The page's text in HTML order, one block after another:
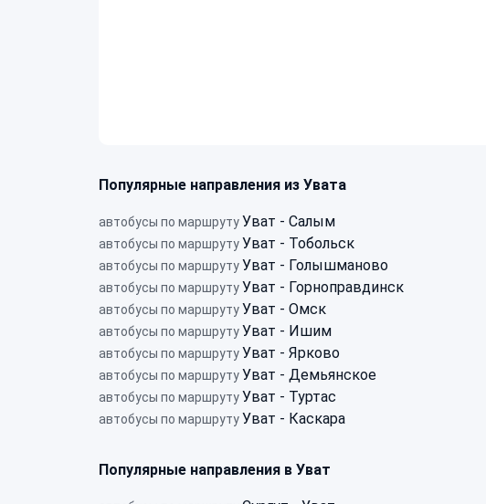
Популярные направления из Увата
автобусы по маршрутуУват - Салым
автобусы по маршрутуУват - Тобольск
автобусы по маршрутуУват - Голышманово
автобусы по маршрутуУват - Горноправдинск
автобусы по маршрутуУват - Омск
автобусы по маршрутуУват - Ишим
автобусы по маршрутуУват - Ярково
автобусы по маршрутуУват - Демьянское
автобусы по маршрутуУват - Туртас
автобусы по маршрутуУват - Каскара
Популярные направления в Уват